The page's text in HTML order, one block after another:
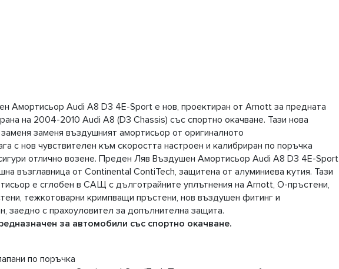
Амортисьор Audi А8 D3 4E-Sport е нов, проектиран от Arnott за предната
на 2004-2010 Audi A8 (D3 Chassis) със спортно окачване. Тази нова
заменя въздушният амортисьор от оригиналното
с нов чувствителен към скоростта настроен и калибриран по поръчка
отлично возене. Преден Ляв Въздушен Амортисьор Audi А8 D3 4E-Sport
възглавница от Continental ContiTech, защитена от алуминиева кутия. Тази
е сглобен в САЩ с дълготрайните уплътнения на Arnott, О-пръстени,
тежкотоварни кримпващи пръстени, нов въздушен фитинг и
заедно с прахоуловител за допълнителна защита.
за автомобили със спортно окачване.
по поръчка